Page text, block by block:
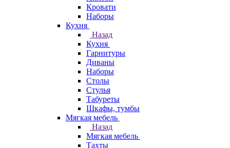
Кровати
Наборы
Кухня
Назад
Кухня
Гарнитуры
Диваны
Наборы
Столы
Стулья
Табуреты
Шкафы, тумбы
Мягкая мебель
Назад
Мягкая мебель
Тахты